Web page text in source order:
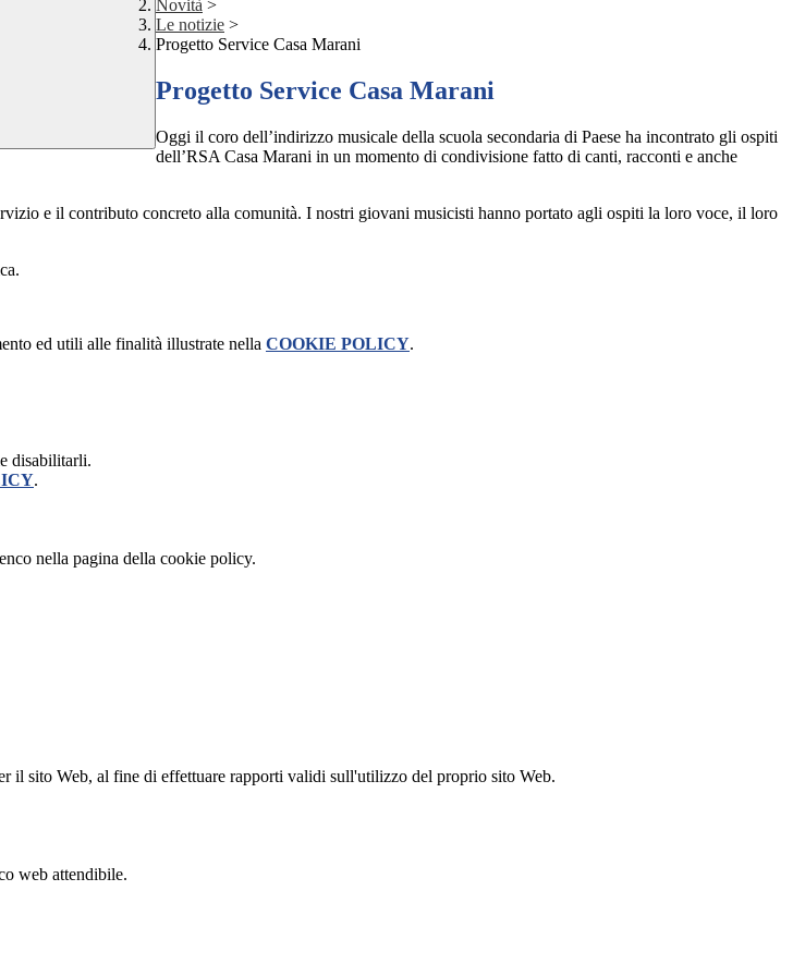
Novità >
Le notizie >
Progetto Service Casa Marani
Progetto Service Casa Marani
Oggi il coro dell’indirizzo musicale della scuola secondaria di Paese ha incontrato gli ospiti
dell’RSA Casa Marani in un momento di condivisione fatto di canti, racconti e anche
e il contributo concreto alla comunità. I nostri giovani musicisti hanno portato agli ospiti la loro voce, il loro
ed utili alle finalità illustrate nella COOKIE POLICY.
disabilitarli.
.
nella pagina della cookie policy.
il sito Web, al fine di effettuare rapporti validi sull'utilizzo del proprio sito Web.
web attendibile.